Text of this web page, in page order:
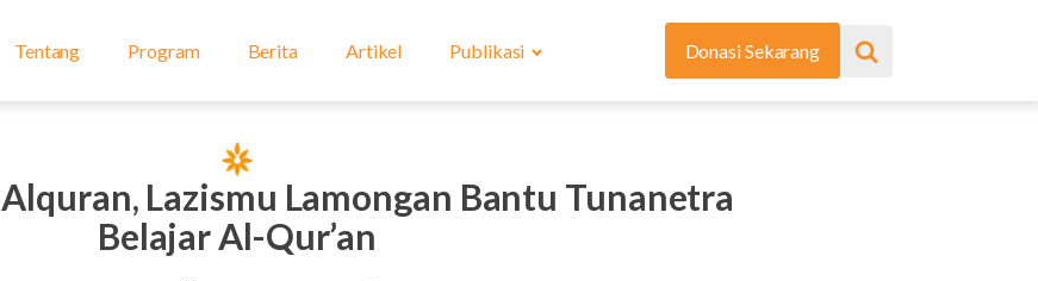
Tentang Program Berita Artikel Publikasi Donasi Sekarang
Lazismu Lamongan Bantu Tunanetra
Belajar Al-Qur’an